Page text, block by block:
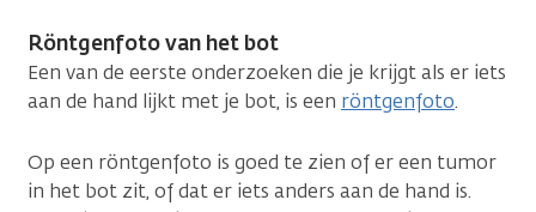
Röntgenfoto van het bot
Een van de eerste onderzoeken die je krijgt als er iets
aan de hand lijkt met je bot, is een röntgenfoto.
Op een röntgenfoto is goed te zien of er een tumor
in het bot zit, of dat er iets anders aan de hand is.